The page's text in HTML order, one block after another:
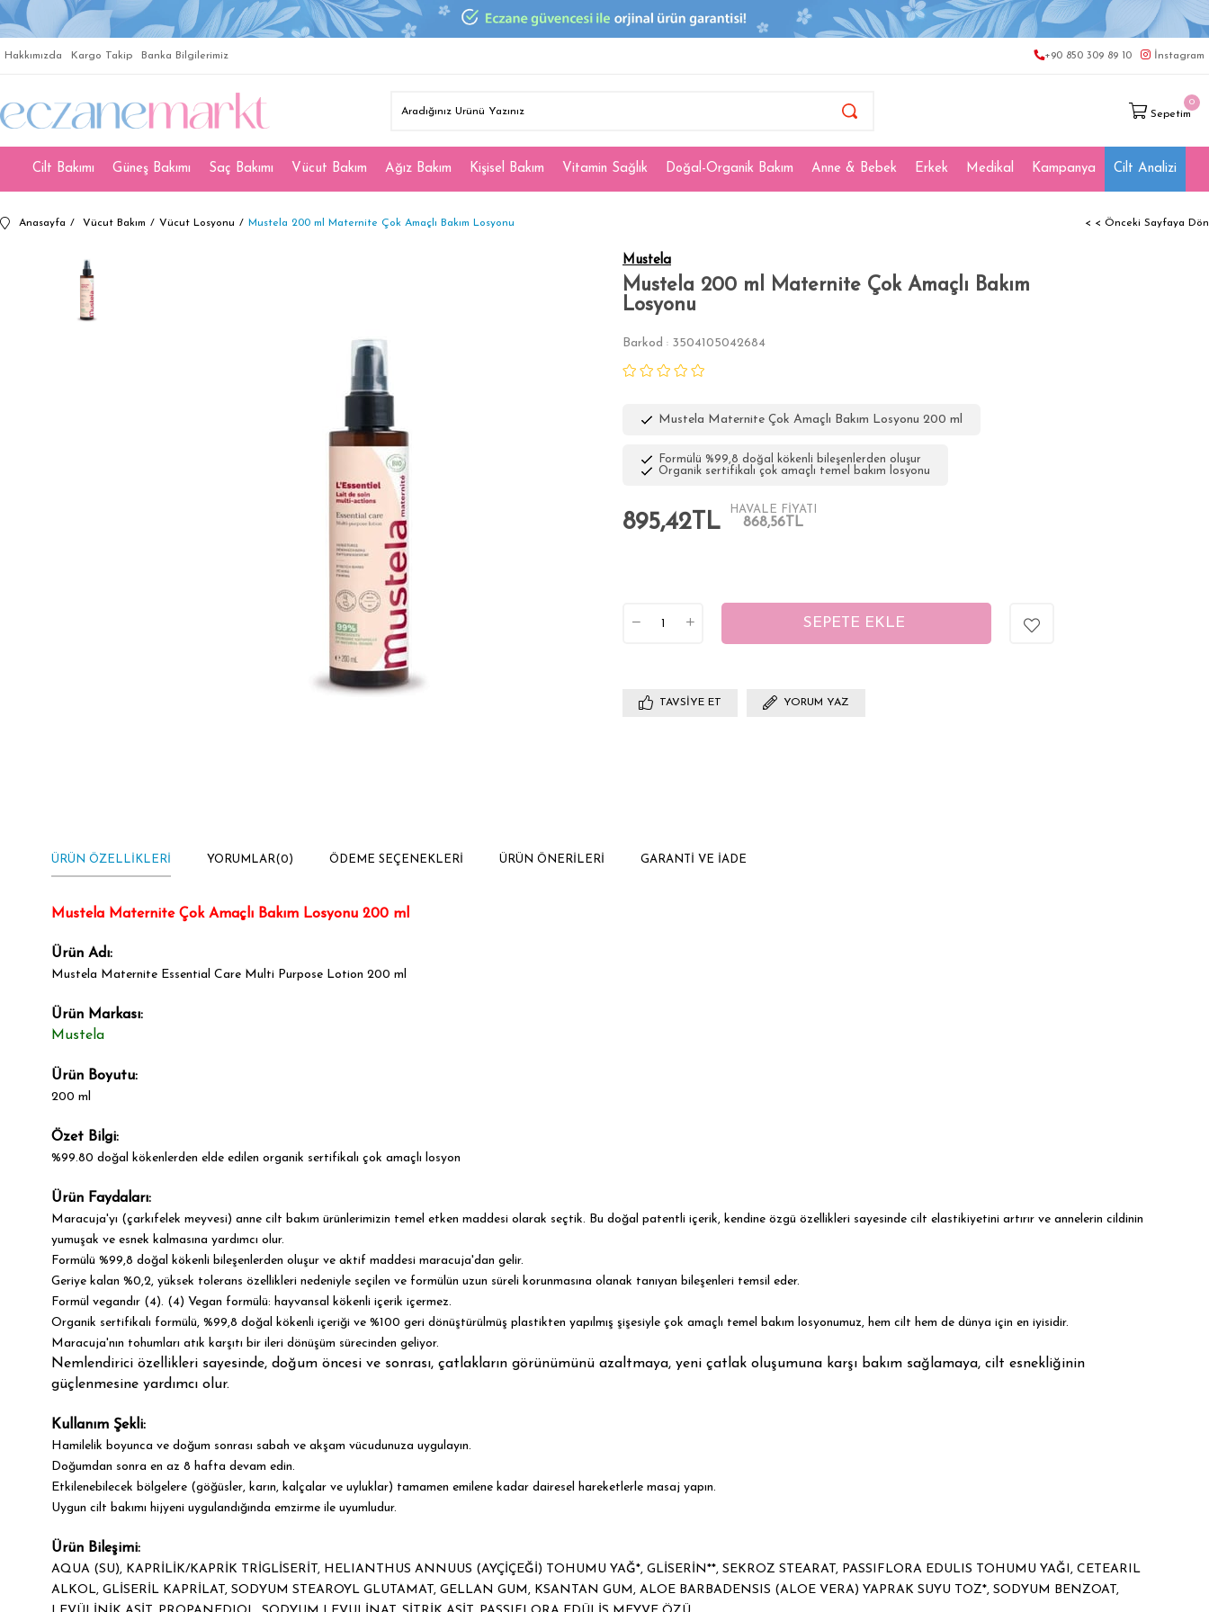
Hakkımızda Kargo Takip Banka Bilgilerimiz +90 850 309 89 10 İnstagram
Sepetim
0
Cilt Bakımı Güneş Bakımı Saç Bakımı Vücut Bakım Ağız Bakım Kişisel Bakım Vitamin Sağlık Doğal-Organik Bakım Anne & Bebek Erkek Medikal Kampanya Cilt Analizi
Anasayfa Vücut Bakım Vücut Losyonu Mustela 200 ml Maternite Çok Amaçlı Bakım Losyonu < < Önceki Sayfaya Dön
Mustela
Mustela 200 ml Maternite Çok Amaçlı Bakım
Losyonu
Barkod : 3504105042684
Mustela Maternite Çok Amaçlı Bakım Losyonu 200 ml
Formülü %99,8 doğal kökenli bileşenlerden oluşur
Organik sertifikalı çok amaçlı temel bakım losyonu
895,42TL
HAVALE FİYATI
868,56TL
TAVSIYE ET YORUM YAZ
ÜRÜN ÖZELLIKLERI YORUMLAR(0) ÖDEME SEÇENEKLERI ÜRÜN ÖNERILERI GARANTI VE İADE
Mustela Maternite Çok Amaçlı Bakım Losyonu 200 ml
Ürün Adı:
Mustela Maternite Essential Care Multi Purpose Lotion 200 ml
Ürün Markası:
Mustela
Ürün Boyutu:
200 ml
Özet Bilgi:
%99.80 doğal kökenlerden elde edilen organik sertifikalı çok amaçlı losyon
Ürün Faydaları:
Maracuja'yı (çarkıfelek meyvesi) anne cilt bakım ürünlerimizin temel etken maddesi olarak seçtik. Bu doğal patentli içerik, kendine özgü özellikleri sayesinde cilt elastikiyetini artırır ve annelerin cildinin
yumuşak ve esnek kalmasına yardımcı olur.
Formülü %99,8 doğal kökenli bileşenlerden oluşur ve aktif maddesi maracuja'dan gelir.
Geriye kalan %0,2, yüksek tolerans özellikleri nedeniyle seçilen ve formülün uzun süreli korunmasına olanak tanıyan bileşenleri temsil eder.
Formül vegandır (4). (4) Vegan formülü: hayvansal kökenli içerik içermez.
Organik sertifikalı formülü, %99,8 doğal kökenli içeriği ve %100 geri dönüştürülmüş plastikten yapılmış şişesiyle çok amaçlı temel bakım losyonumuz, hem cilt hem de dünya için en iyisidir.
Maracuja'nın tohumları atık karşıtı bir ileri dönüşüm sürecinden geliyor.
Nemlendirici özellikleri sayesinde, doğum öncesi ve sonrası, çatlakların görünümünü azaltmaya, yeni çatlak oluşumuna karşı bakım sağlamaya, cilt esnekliğinin
güçlenmesine yardımcı olur.​
Kullanım Şekli:
Hamilelik boyunca ve doğum sonrası sabah ve akşam vücudunuza uygulayın.
Doğumdan sonra en az 8 hafta devam edin.
Etkilenebilecek bölgelere (göğüsler, karın, kalçalar ve uyluklar) tamamen emilene kadar dairesel hareketlerle masaj yapın.
​Uygun cilt bakımı hijyeni uygulandığında emzirme ile uyumludur.
Ürün Bileşimi:
AQUA (SU), KAPRİLİK/KAPRİK TRİGLİSERİT, HELIANTHUS ANNUUS (AYÇİÇEĞİ) TOHUMU YAĞ*, GLİSERİN**, SEKROZ STEARAT, PASSIFLORA EDULIS TOHUMU YAĞI, CETEARIL
ALKOL, GLİSERİL KAPRİLAT, SODYUM STEAROYL GLUTAMAT, GELLAN GUM, KSANTAN GUM, ALOE BARBADENSIS (ALOE VERA) YAPRAK SUYU TOZ*, SODYUM BENZOAT,